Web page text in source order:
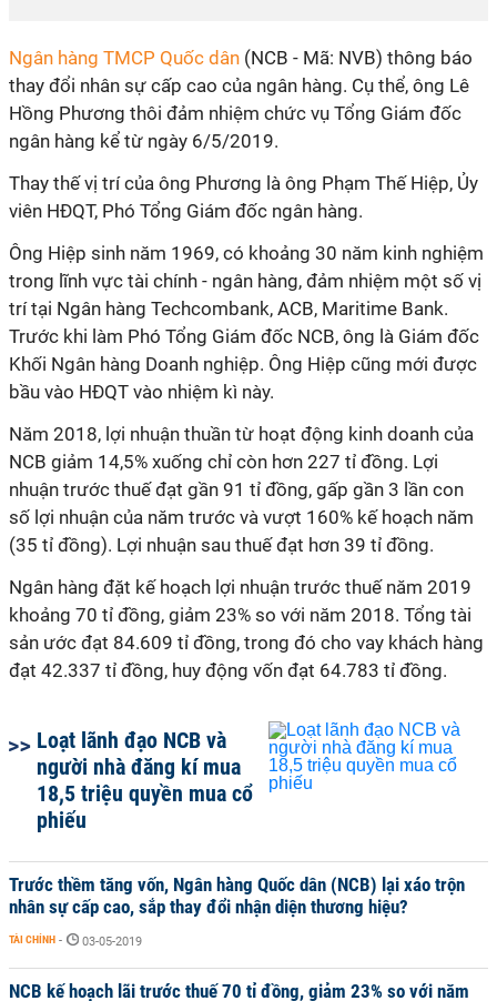
Ngân hàng TMCP Quốc dân (NCB - Mã: NVB) thông báo
thay đổi nhân sự cấp cao của ngân hàng. Cụ thể, ông Lê
Hồng Phương thôi đảm nhiệm chức vụ Tổng Giám đốc
ngân hàng kể từ ngày 6/5/2019.
Thay thế vị trí của ông Phương là ông Phạm Thế Hiệp, Ủy
viên HĐQT, Phó Tổng Giám đốc ngân hàng.
Ông Hiệp sinh năm 1969, có khoảng 30 năm kinh nghiệm
trong lĩnh vực tài chính - ngân hàng, đảm nhiệm một số vị
trí tại Ngân hàng Techcombank, ACB, Maritime Bank.
Trước khi làm Phó Tổng Giám đốc NCB, ông là Giám đốc
Khối Ngân hàng Doanh nghiệp. Ông Hiệp cũng mới được
bầu vào HĐQT vào nhiệm kì này.
Năm 2018, lợi nhuận thuần từ hoạt động kinh doanh của
NCB giảm 14,5% xuống chỉ còn hơn 227 tỉ đồng. Lợi
nhuận trước thuế đạt gần 91 tỉ đồng, gấp gần 3 lần con
số lợi nhuận của năm trước và vượt 160% kế hoạch năm
(35 tỉ đồng). Lợi nhuận sau thuế đạt hơn 39 tỉ đồng.
Ngân hàng đặt kế hoạch lợi nhuận trước thuế năm 2019
khoảng 70 tỉ đồng, giảm 23% so với năm 2018. Tổng tài
sản ước đạt 84.609 tỉ đồng, trong đó cho vay khách hàng
đạt 42.337 tỉ đồng, huy động vốn đạt 64.783 tỉ đồng.
Loạt lãnh đạo NCB và
người nhà đăng kí mua
18,5 triệu quyền mua cổ
phiếu
Trước thềm tăng vốn, Ngân hàng Quốc dân (NCB) lại xáo trộn
nhân sự cấp cao, sắp thay đổi nhận diện thương hiệu?
TÀI CHÍNH - 03-05-2019
NCB kế hoạch lãi trước thuế 70 tỉ đồng, giảm 23% so với năm